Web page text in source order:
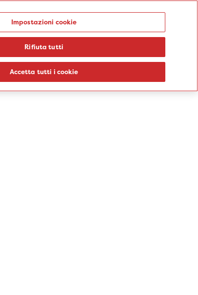
Punti prelievo
Sedi Percorsi Aziende Informazioni
Impostazioni cookie
Rifiuta tutti
Accetta tutti i cookie